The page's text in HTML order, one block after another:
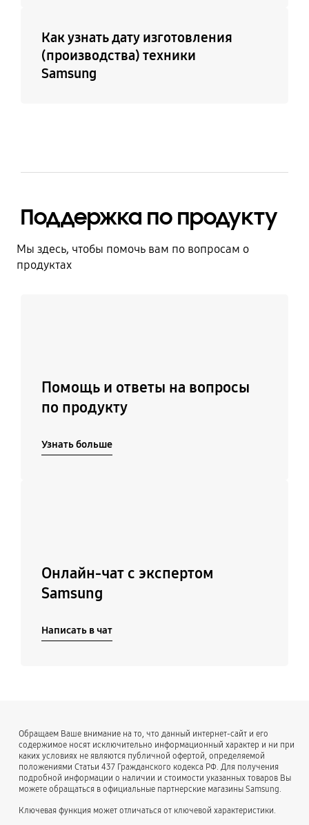
Как узнать дату изготовления
(производства) техники
Samsung
Поддержка по продукту
Мы здесь, чтобы помочь вам по вопросам о
продуктах
Помощь и ответы на вопросы
по продукту
Узнать больше
Онлайн-чат с экспертом
Samsung
Написать в чат
Обращаем Ваше внимание на то, что данный интернет-сайт и его
содержимое носят исключительно информационный характер и ни при
каких условиях не являются публичной офертой, определяемой
положениями Статьи 437 Гражданского кодекса РФ. Для получения
подробной информации о наличии и стоимости указанных товаров Вы
можете обращаться в официальные партнерские магазины Samsung.
Ключевая функция может отличаться от ключевой характеристики.